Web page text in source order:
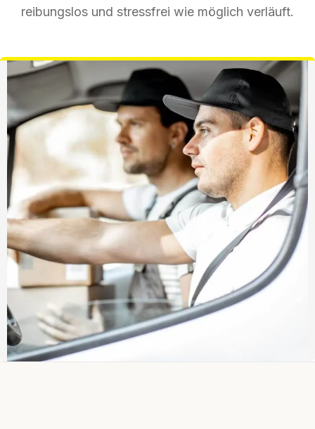
reibungslos und stressfrei wie möglich verläuft.